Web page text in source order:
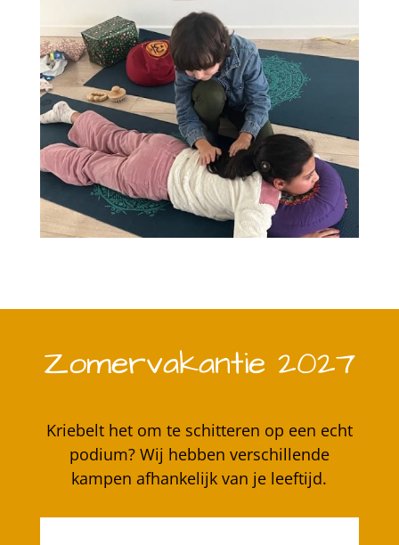
Zomervakantie 2027
Kriebelt het om te schitteren op een echt
podium? Wij hebben verschillende
kampen afhankelijk van je leeftijd.